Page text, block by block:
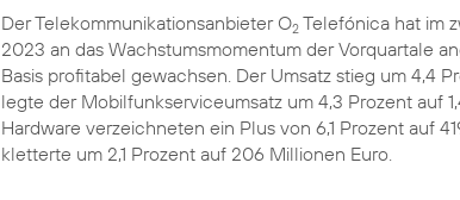
Der Telekommunikationsanbieter O2 Telefónica hat im
2023 an das Wachstumsmomentum der Vorquartale
Basis profitabel gewachsen. Der Umsatz stieg um 4,4
legte der Mobilfunkserviceumsatz um 4,3 Prozent auf
Hardware verzeichneten ein Plus von 6,1 Prozent auf
kletterte um 2,1 Prozent auf 206 Millionen Euro.